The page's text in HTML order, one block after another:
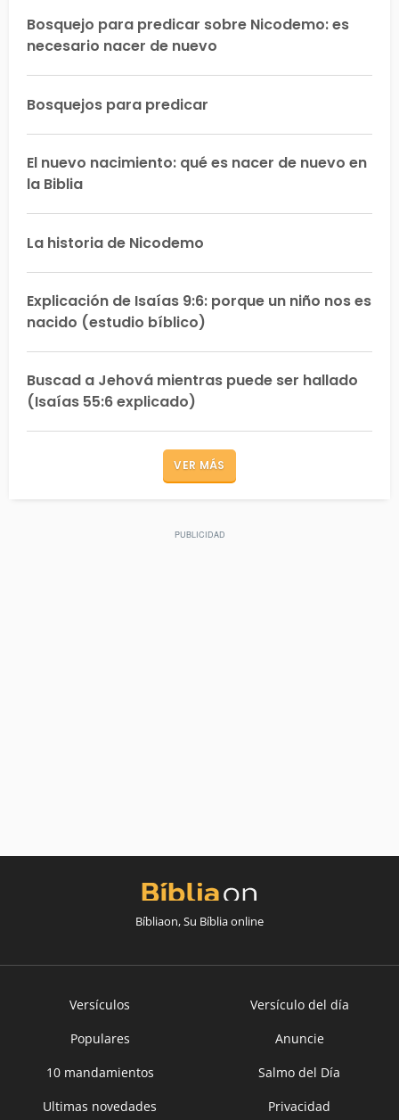
Bosquejo para predicar sobre Nicodemo: es
necesario nacer de nuevo
Bosquejos para predicar
El nuevo nacimiento: qué es nacer de nuevo en
la Biblia
La historia de Nicodemo
Explicación de Isaías 9:6: porque un niño nos es
nacido (estudio bíblico)
Buscad a Jehová mientras puede ser hallado
(Isaías 55:6 explicado)
VER MÁS
Bíbliaon, Su Bíblia online
Versículos
Versículo del día
Populares
Anuncie
10 mandamientos
Salmo del Día
Ultimas novedades
Privacidad